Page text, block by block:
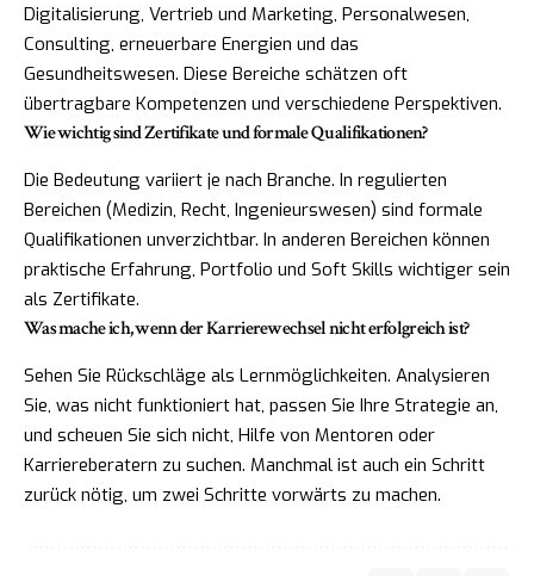
Digitalisierung, Vertrieb und Marketing, Personalwesen,
Consulting, erneuerbare Energien und das
Gesundheitswesen. Diese Bereiche schätzen oft
übertragbare Kompetenzen und verschiedene Perspektiven.
Wie wichtig sind Zertifikate und formale Qualifikationen?
Die Bedeutung variiert je nach Branche. In regulierten
Bereichen (Medizin, Recht, Ingenieurswesen) sind formale
Qualifikationen unverzichtbar. In anderen Bereichen können
praktische Erfahrung, Portfolio und Soft Skills wichtiger sein
als Zertifikate.
Was mache ich, wenn der Karrierewechsel nicht erfolgreich ist?
Sehen Sie Rückschläge als Lernmöglichkeiten. Analysieren
Sie, was nicht funktioniert hat, passen Sie Ihre Strategie an,
und scheuen Sie sich nicht, Hilfe von Mentoren oder
Karriereberatern zu suchen. Manchmal ist auch ein Schritt
zurück nötig, um zwei Schritte vorwärts zu machen.